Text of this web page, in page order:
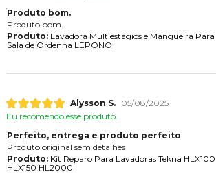
Produto bom.
Produto bom.
Produto:Lavadora Multiestágios e Mangueira Para
Sala de Ordenha LEPONO
Alysson S.
05/08/2025
Eu recomendo esse produto.
Perfeito, entrega e produto perfeito
Produto original sem detalhes
Produto:Kit Reparo Para Lavadoras Tekna HLX100
HLX150 HL2000